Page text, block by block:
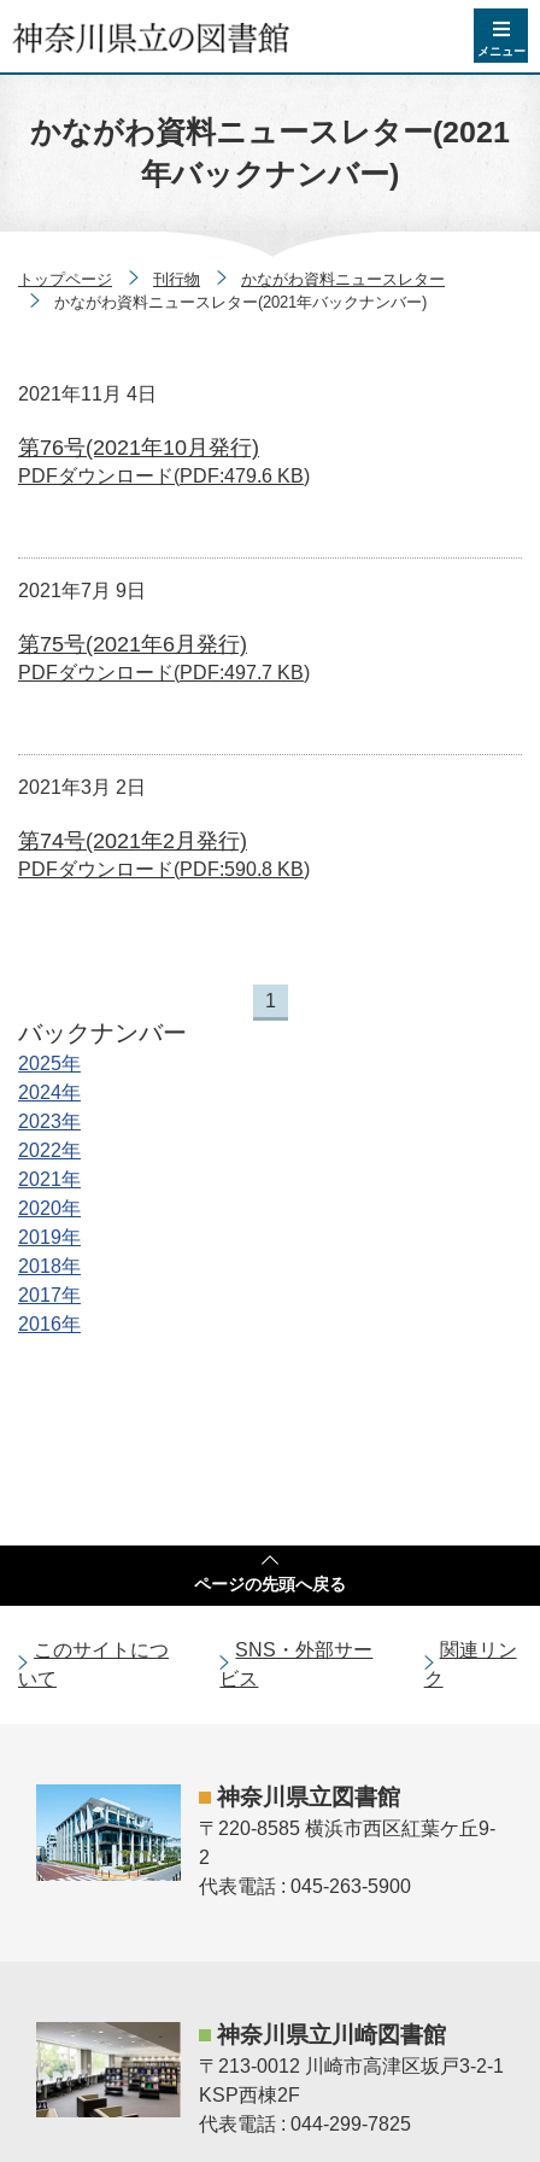
コンテンツへスキップ
メニュー
かながわ資料ニュースレター(2021
年バックナンバー)
トップページ 刊行物
かながわ資料ニュースレター
かながわ資料ニュースレター(2021年バックナンバー)
2021年11月 4日
第76号(2021年10月発行)
PDFダウンロード(PDF:479.6 KB)
2021年7月 9日
第75号(2021年6月発行)
PDFダウンロード(PDF:497.7 KB)
2021年3月 2日
第74号(2021年2月発行)
PDFダウンロード(PDF:590.8 KB)
1
バックナンバー
2025年
2024年
2023年
2022年
2021年
2020年
2019年
2018年
2017年
2016年
このサイトにつ
いて
SNS・外部サー
ビス
関連リン
ク
ページの先頭へ戻る
神奈川県立図書館
〒220-8585 横浜市西区紅葉ケ丘9-
2
代表電話 : 045-263-5900
神奈川県立川崎図書館
〒213-0012 川崎市高津区坂戸3-2-1
KSP西棟2F
代表電話 : 044-299-7825